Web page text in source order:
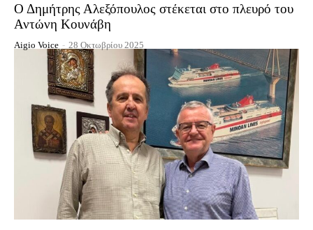
Ο Δημήτρης Αλεξόπουλος στέκεται στο πλευρό του
Αντώνη Κουνάβη
Aigio Voice - 28 Οκτωβρίου 2025